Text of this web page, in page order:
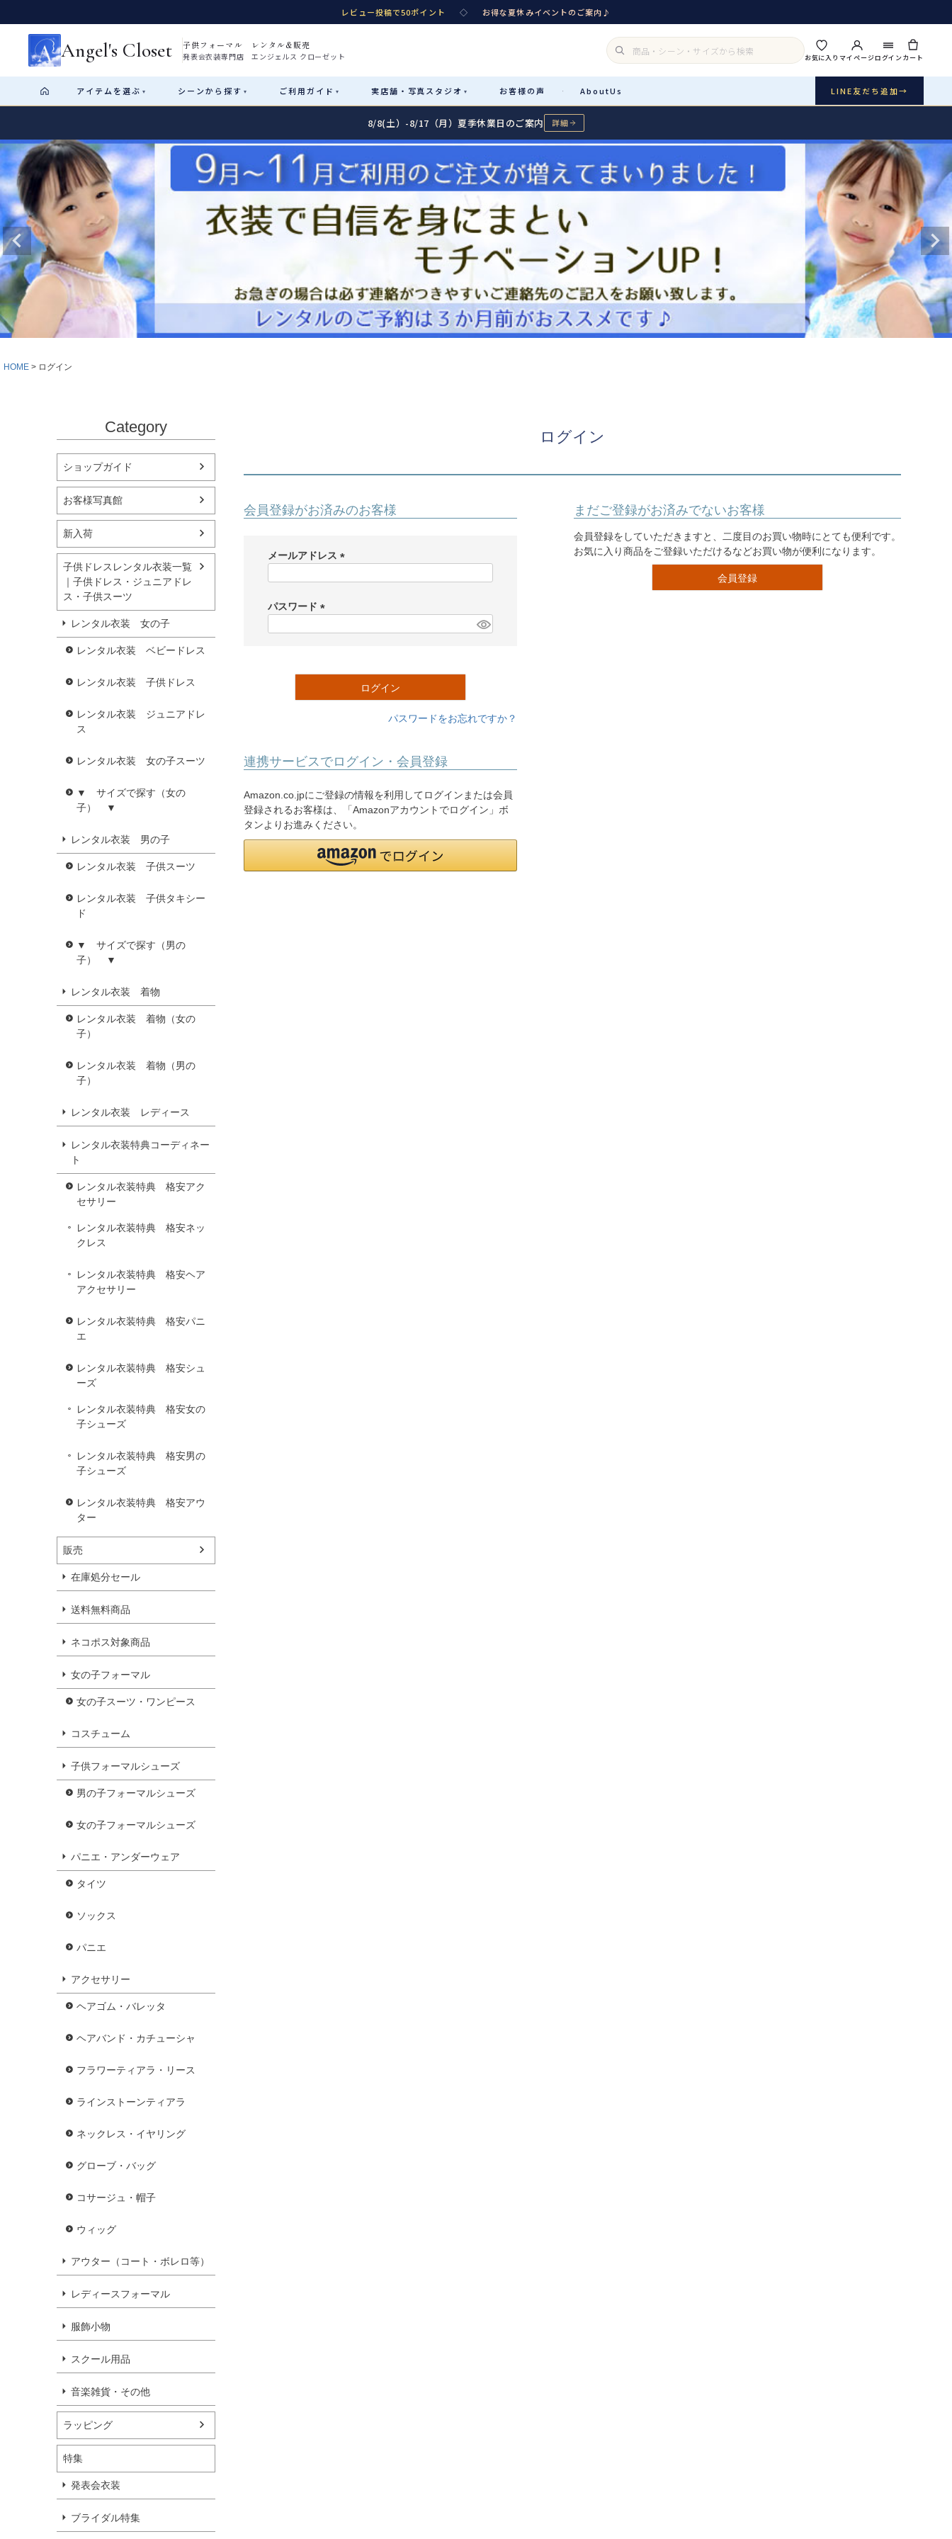
レビュー投稿で50ポイント ◇ お得な夏休みイベントのご案内♪
Angel's Closet 子供フォーマル レンタル&販売
発表会衣装専門店 エンジェルス クローゼット お気に入りマイページログインカート
アイテム を選ぶ ▾ シーンから探す ▾ ご利用ガイド ▾ 実店舗・ 写真スタジオ ▾ お客様の声 · AboutUs LINE友だち追加→
カテゴリ詳細→ サイズで選ぶ→
Rental レンタル
女の子ドレス
小物・アクセ パニエ
アウター
Sale販売
コスチューム アウター インナー・パニエ
アクセサリー ジュエリー 音楽雑貨
性別・サイズで絞り込む→
Recital & Concours
Start はじめに
01 ショップガイド（総合案内）
レンタル・販売の入口
02 サイズの選び方
測り方と目安
Angel's Closetについて
創業2003年からの想い
Rentalレンタル
04 レンタルのご案内
予約・配送・返却・料金
レンタルの流れ
06 あんしんパック
汚れ・キズ・破損の補償
Buy & Support ご購入・サポート
08 送料・お支払い
送料・決済方法
09 お問い合わせ
電話・メール・LINE
Atelier
実店舗 つくば店
Tsukuba Boutique
〒 茨城県土浦市大町14-16-1F
営業 10:00–18:00（完全予約制）
定休 月曜日
店舗を予約する →
対応 七五三・発表会・記念撮影
Web または お電話
ヘアメイク・着付け
8/8(土）-8/17（月）夏季休業日のご案内 詳細
HOME ログイン
Category
ショップガイド
お客様写真館
新入荷
子供ドレスレンタル衣装一覧
｜子供ドレス・ジュニアドレ
ス・子供スーツ
レンタル衣装 女の子
レンタル衣装 ベビードレス
レンタル衣装 子供ドレス
レンタル衣装 ジュニアドレ
ス
レンタル衣装 女の子スーツ
▼ サイズで探す（女の
子） ▼
レンタル衣装 男の子
レンタル衣装 子供スーツ
レンタル衣装 子供タキシー
ド
▼ サイズで探す（男の
子） ▼
レンタル衣装 着物
レンタル衣装 着物（女の
子）
レンタル衣装 着物（男の
子）
レンタル衣装 レディース
レンタル衣装特典コーディネー
ト
レンタル衣装特典 格安アク
セサリー
レンタル衣装特典 格安ネッ
クレス
レンタル衣装特典 格安ヘア
アクセサリー
レンタル衣装特典 格安パニ
エ
レンタル衣装特典 格安シュ
ーズ
レンタル衣装特典 格安女の
子シューズ
レンタル衣装特典 格安男の
子シューズ
レンタル衣装特典 格安アウ
ター
販売
在庫処分セール
送料無料商品
ネコポス対象商品
女の子フォーマル
女の子スーツ・ワンピース
コスチューム
子供フォーマルシューズ
男の子フォーマルシューズ
女の子フォーマルシューズ
パニエ・アンダーウェア
タイツ
ソックス
パニエ
アクセサリー
ヘアゴム・バレッタ
ヘアバンド・カチューシャ
フラワーティアラ・リース
ラインストーンティアラ
ネックレス・イヤリング
グローブ・バッグ
コサージュ・帽子
ウィッグ
アウター（コート・ボレロ等）
レディースフォーマル
服飾小物
スクール用品
音楽雑貨・その他
ラッピング
特集
発表会衣装
ブライダル特集
ログイン
会員登録がお済みのお客様
メールアドレス
)
パスワード
ログイン
パスワードをお忘れですか？
連携サービスでログイン・会員登録
Amazon.co.jpにご登録の情報を利用してログインまたは会員
登録されるお客様は、「Amazonアカウントでログイン」ボ
タンよりお進みください。
まだご登録がお済みでないお客様
会員登録をしていただきますと、二度目のお買い物時にとても便利です。
お気に入り商品をご登録いただけるなどお買い物が便利になります。
会員登録